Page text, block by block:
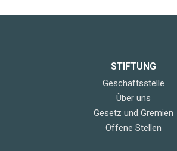
STIFTUNG
Geschäftsstelle
Über uns
Gesetz und Gremien
Offene Stellen